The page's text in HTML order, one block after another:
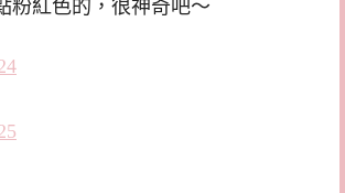
粉紅色的，很神奇吧～